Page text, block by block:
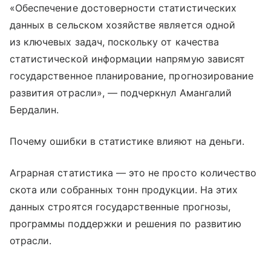
«Обеспечение достоверности статистических
данных в сельском хозяйстве является одной
из ключевых задач, поскольку от качества
статистической информации напрямую зависят
государственное планирование, прогнозирование
развития отрасли», — подчеркнул Амангалий
Бердалин.
Почему ошибки в статистике влияют на деньги.
Аграрная статистика — это не просто количество
скота или собранных тонн продукции. На этих
данных строятся государственные прогнозы,
программы поддержки и решения по развитию
отрасли.